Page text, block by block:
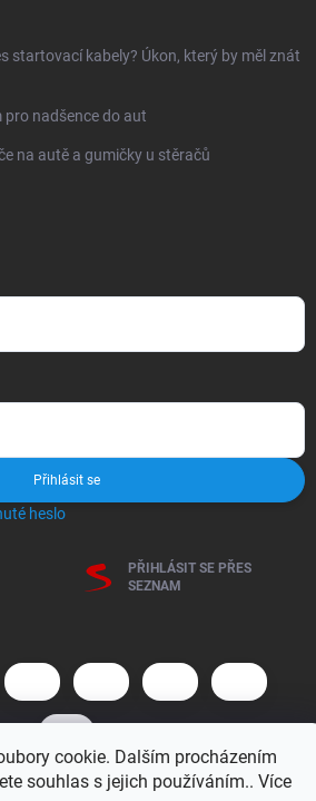
cookie. Dalším procházením
souhlas s jejich používáním.. Více
startovací kabely? Úkon, který by měl znát
nadšence do aut
na autě a gumičky u stěračů
Přihlásit se
heslo
PŘIHLÁSIT SE PŘES
SEZNAM